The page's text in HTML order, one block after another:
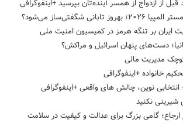
شگفتی‌ساز می‌شود؟
ایران بر تنگه هرمز در کمیسیون امنیت ملی
دست‌های پنهان اسرائیل و مراکش؟
مدیریت مالی
خانواده +اینفوگرافی
نوین، چالش های واقعی +اینفوگرافی
نکنید
ارجاع؛ گامی بزرگ برای عدالت و کیفیت در سلامت